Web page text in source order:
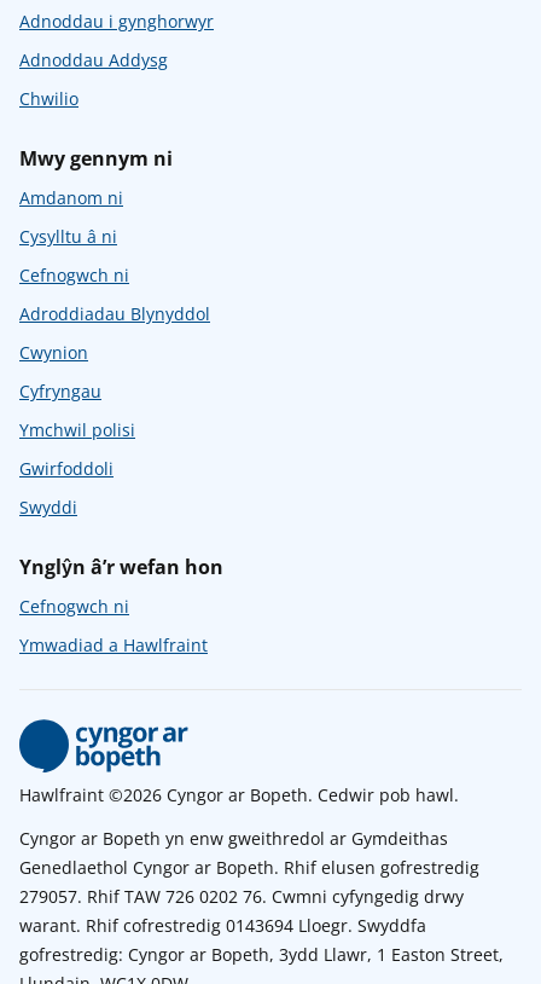
Adnoddau i gynghorwyr
Adnoddau Addysg
Chwilio
Mwy gennym ni
Amdanom ni
Cysylltu â ni
Cefnogwch ni
Adroddiadau Blynyddol
Cwynion
Cyfryngau
Ymchwil polisi
Gwirfoddoli
Swyddi
Ynglŷn â’r wefan hon
Cefnogwch ni
Ymwadiad a Hawlfraint
Hawlfraint ©2026 Cyngor ar Bopeth. Cedwir pob hawl.
Cyngor ar Bopeth yn enw gweithredol ar Gymdeithas
Genedlaethol Cyngor ar Bopeth. Rhif elusen gofrestredig
279057. Rhif TAW 726 0202 76. Cwmni cyfyngedig drwy
warant. Rhif cofrestredig 0143694 Lloegr. Swyddfa
gofrestredig: Cyngor ar Bopeth, 3ydd Llawr, 1 Easton Street,